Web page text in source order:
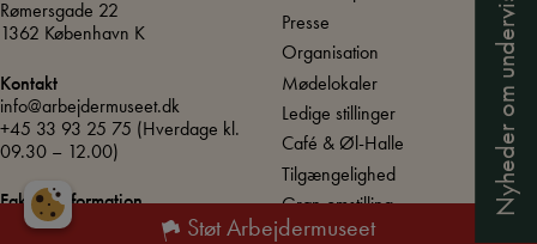
Rømersgade 22
1362 København K
Kontakt
info@arbejdermuseet.dk
+45 33 93 25 75 (Hverdage kl.
09.30 – 12.00)
Fakturainformation
SE / CVR: DK72867211
Presse
Organisation
Mødelokaler
Ledige stillinger
Café & Øl-Halle
Tilgængelighed
Grøn omstilling
Støt Arbejdermuseet